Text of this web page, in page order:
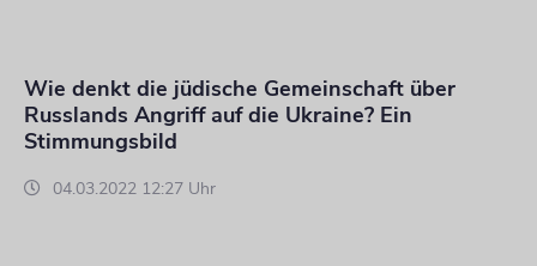
Wie denkt die jüdische Gemeinschaft über
Russlands Angriff auf die Ukraine? Ein
Stimmungsbild
04.03.2022 12:27 Uhr